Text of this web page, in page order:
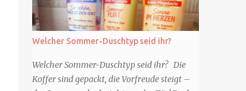
Welcher Sommer-Duschtyp seid ihr?
Welcher Sommer-Duschtyp seid ihr? Die
Koffer sind gepackt, die Vorfreude steigt –